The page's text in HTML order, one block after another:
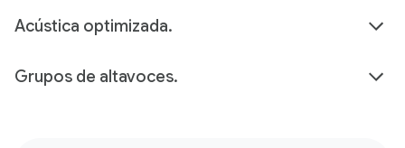
Acústica optimizada.
Grupos de altavoces.